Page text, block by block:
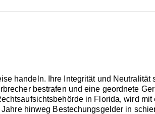
handeln. Ihre Integrität und
bestrafen und eine geordnete
in Florida, wird
hinweg Bestechungsgelder in